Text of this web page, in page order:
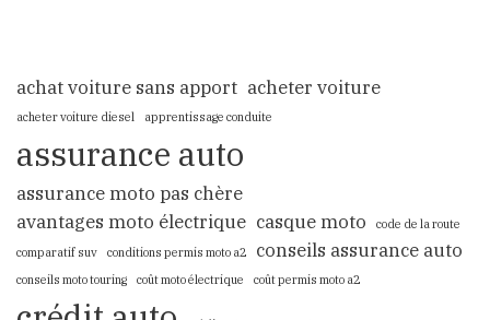
achat voiture sans apport acheter voiture
acheter voiture diesel apprentissage conduite
assurance auto
assurance moto pas chère
avantages moto électrique casque moto
code de la route
comparatif suv
conditions permis moto a2 conseils assurance auto
conseils moto touring coût moto électrique coût permis moto a2